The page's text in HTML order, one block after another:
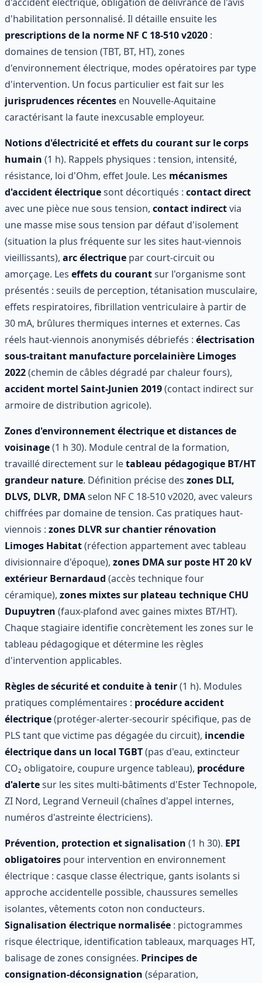
d'habilitation personnalisé. Il détaille ensuite les
prescriptions de la norme NF C 18-510 v2020 :
domaines de tension (TBT, BT, HT), zones
d'environnement électrique, modes opératoires par type
d'intervention. Un focus particulier est fait sur les
jurisprudences récentes en Nouvelle-Aquitaine
caractérisant la faute inexcusable employeur.
Notions d'électricité et effets du courant sur le corps
humain (1 h). Rappels physiques : tension, intensité,
résistance, loi d'Ohm, effet Joule. Les mécanismes
d'accident électriquesont décortiqués : contact direct
avec une pièce nue sous tension, contact indirectvia
une masse mise sous tension par défaut d'isolement
(situation la plus fréquente sur les sites haut-viennois
vieillissants), arc électrique par court-circuit ou
amorçage. Les effets du courantsur l'organisme sont
présentés : seuils de perception, tétanisation musculaire,
effets respiratoires, fibrillation ventriculaire à partir de
30 mA, brûlures thermiques internes et externes. Cas
réels haut-viennois anonymisés débriefés : électrisation
sous-traitant manufacture porcelainière Limoges
2022(chemin de câbles dégradé par chaleur fours),
accident mortel Saint-Junien 2019(contact indirect sur
armoire de distribution agricole).
Zones d'environnement électrique et distances de
voisinage(1 h 30). Module central de la formation,
travaillé directement sur letableau pédagogique BT/HT
grandeur nature. Définition précise des zones DLI,
DLVS, DLVR, DMAselon NF C 18-510 v2020, avec valeurs
chiffrées par domaine de tension. Cas pratiques haut-
viennois : zones DLVR sur chantier rénovation
Limoges Habitat(réfection appartement avec tableau
divisionnaire d'époque), zones DMA sur poste HT 20 kV
extérieur Bernardaud (accès technique four
céramique), zones mixtes sur plateau technique CHU
Dupuytren (faux-plafond avec gaines mixtes BT/HT).
Chaque stagiaire identifie concrètement les zones sur le
tableau pédagogique et détermine les règles
d'intervention applicables.
Règles de sécurité et conduite à tenir(1 h). Modules
pratiques complémentaires : procédure accident
électrique(protéger-alerter-secourir spécifique, pas de
PLS tant que victime pas dégagée du circuit), incendie
électrique dans un local TGBT(pas d'eau, extincteur
CO₂ obligatoire, coupure urgence tableau), procédure
d'alertesur les sites multi-bâtiments d'Ester Technopole,
ZI Nord, Legrand Verneuil (chaînes d'appel internes,
numéros d'astreinte électriciens).
Prévention, protection et signalisation (1 h 30). EPI
obligatoires pour intervention en environnement
électrique : casque classe électrique, gants isolants si
approche accidentelle possible, chaussures semelles
isolantes, vêtements coton non conducteurs.
Signalisation électrique normalisée : pictogrammes
risque électrique, identification tableaux, marquages HT,
balisage de zones consignées. Principes de
consignation-déconsignation (séparation,